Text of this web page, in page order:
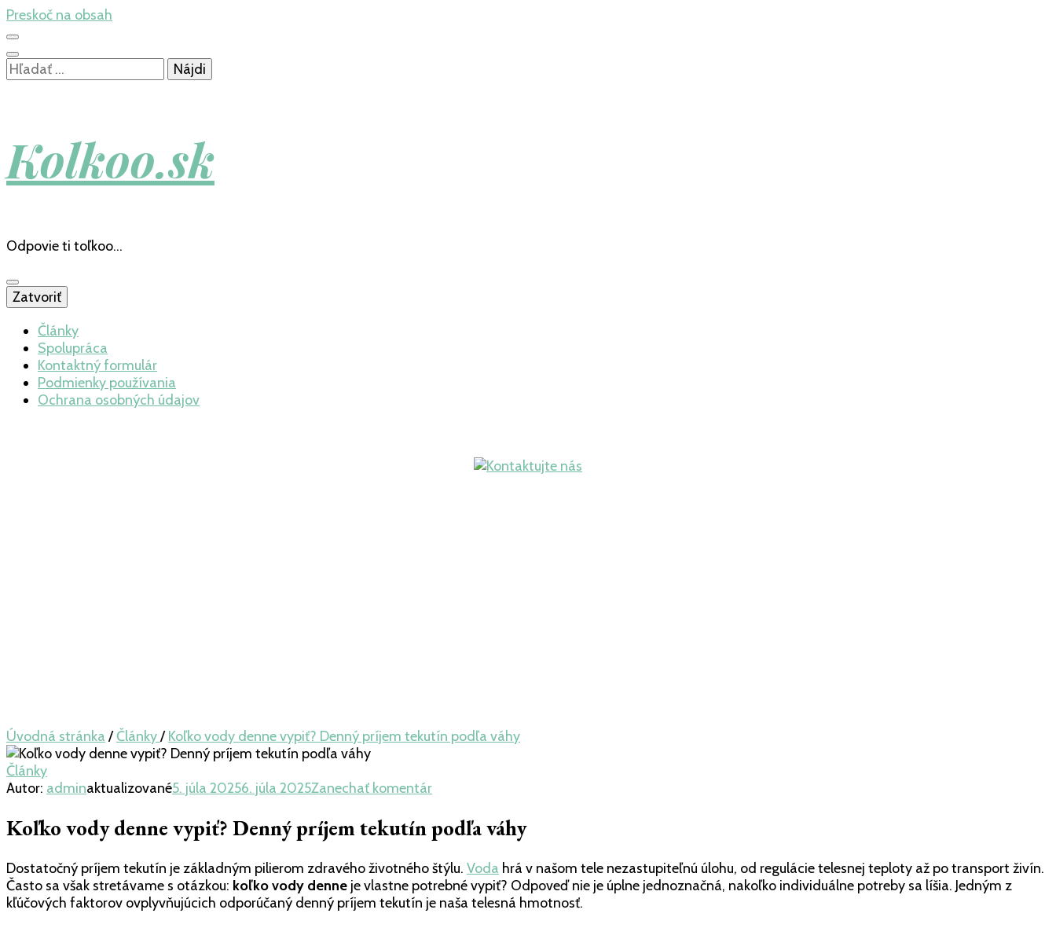
Preskoč na obsah
Hľadať:
Kolkoo.sk
Odpovie ti toľkoo…
Zatvoriť
Články
Spolupráca
Kontaktný formulár
Podmienky používania
Ochrana osobných údajov
Úvodná stránka /Články/ Koľko vody denne vypiť? Denný príjem tekutín podľa váhy
Články
Autor: adminaktualizované5. júla 20256. júla 2025Zanechať komentárk
Koľko
vody
vypiť?
Denný
príjem
Koľko vody denne vypiť? Denný príjem tekutín podľa váhy
Dostatočný príjem tekutín je základným pilierom zdravého životného štýlu. Voda hrá v našom tele nezastupiteľnú úlohu, od regulácie telesnej teploty až po transport živín.
Často sa však stretávame s otázkou: koľko vody denne je vlastne potrebné vypiť? Odpoveď nie je úplne jednoznačná, nakoľko individuálne potreby sa líšia. Jedným z
kľúčových faktorov ovplyvňujúcich odporúčaný denný príjem tekutín je naša telesná hmotnosť.